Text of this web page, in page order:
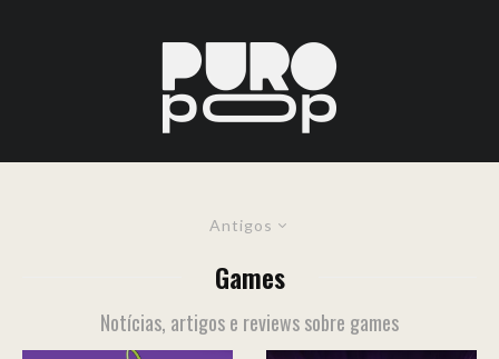
Antigos
Games
Notícias, artigos e reviews sobre games